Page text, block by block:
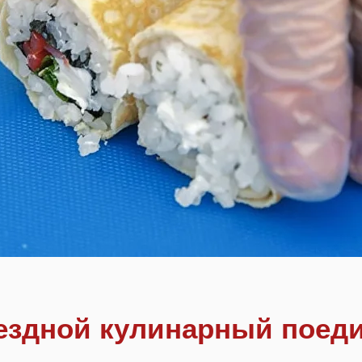
кулинарный